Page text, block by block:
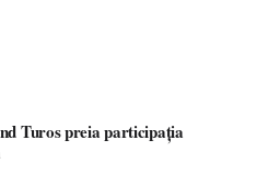
Turos preia participația